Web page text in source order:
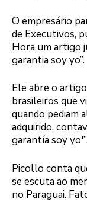
O empresário
de Executivos,
Hora um artigo
garantia soy yo”.
Ele abre o
brasileiros que
quando pediam
adquirido,
garantía soy
Picollo conta
se escuta ao
no Paraguai.